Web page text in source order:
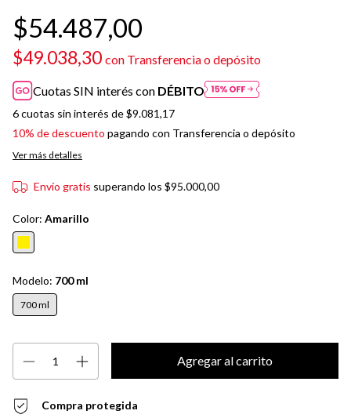
$54.487,00
$49.038,30 con Transferencia o depósito
Cuotas SIN interés con DÉBITO
6cuotas sin interés de$9.081,17
10% de descuento pagando con Transferencia o depósito
Ver más detalles
Envío gratis superando los $95.000,00
Color: Amarillo
Modelo: 700 ml
700 ml
Compra protegida